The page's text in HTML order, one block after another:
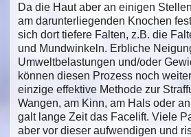
Da die Haut aber an einigen
am darunterliegenden Knochen
sich dort tiefere Falten, z.B. die
und Mundwinkeln. Erbliche
Umweltbelastungen und/oder
können diesen Prozess noch
einzige effektive Methode zur
Wangen, am Kinn, am Hals oder
galt lange Zeit das Facelift. Viele
aber vor dieser aufwendigen und